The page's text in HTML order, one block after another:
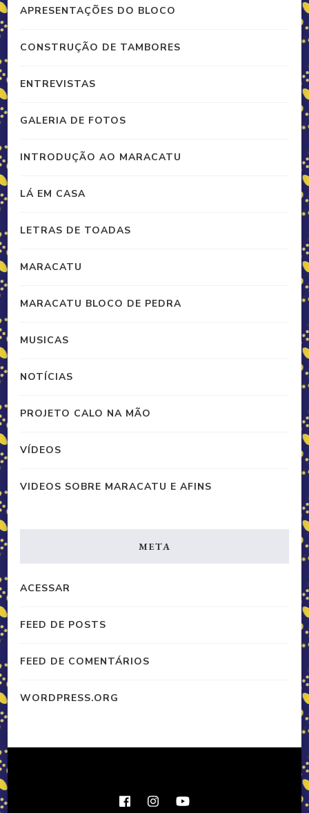
APRESENTAÇÕES DO BLOCO
CONSTRUÇÃO DE TAMBORES
ENTREVISTAS
GALERIA DE FOTOS
INTRODUÇÃO AO MARACATU
LÁ EM CASA
LETRAS DE TOADAS
MARACATU
MARACATU BLOCO DE PEDRA
MUSICAS
NOTÍCIAS
PROJETO CALO NA MÃO
VÍDEOS
VIDEOS SOBRE MARACATU E AFINS
META
ACESSAR
FEED DE POSTS
FEED DE COMENTÁRIOS
WORDPRESS.ORG